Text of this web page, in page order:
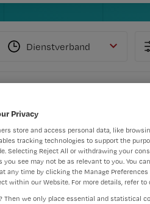
Dienstverband
Privacy
store and access personal data, like
tracking technologies to support the
Selecting Reject All or withdrawing your
you see may not be as relevant to you. You
any time by clicking the Manage
within our Website. For more details, refer to
Then we only place essential and statistical